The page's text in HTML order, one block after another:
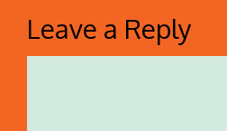
Leave a Reply